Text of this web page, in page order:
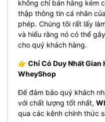
không chỉ bán hàng kém
thập thông tin cá nhân
phép. Chúng tôi rất lấy
và hiểu rằng nó có thể
cho quý khách hàng.
👉 Chỉ Có Duy Nhất
WheyShop
Để đảm bảo quý khách
với chất lượng tốt nhất,
qua các kênh chính thức